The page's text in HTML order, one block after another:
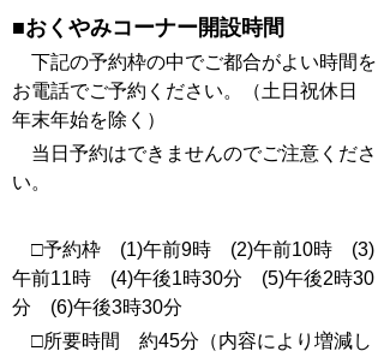
■おくやみコーナー開設時間
下記の予約枠の中でご都合がよい時間を
お電話でご予約ください。（土日祝休日
年末年始を除く）
当日予約はできませんのでご注意くださ
い。
□予約枠 (1)午前9時 (2)午前10時 (3)
午前11時 (4)午後1時30分 (5)午後2時30
分 (6)午後3時30分
□所要時間 約45分（内容により増減し